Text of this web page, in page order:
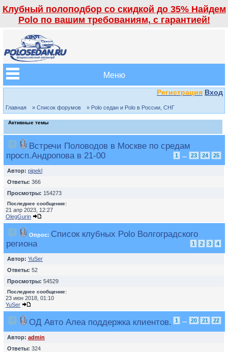
Клубный полоподбор со скидкой до 35% Найдем
Polo по вашим требованиям, с гарантией!
Меню
Регистрация Вход
Главная » Список форумов » Polo седан и Polo в России, СНГ
Активные темы
Встречи Половодов в Москве по средам
просп.Андропова в 21-00
1 ... 23 24 25
Автор: pipekl
Ответы: 366
Просмотры: 154273
Последнее сообщение:
21 апр 2023, 12:27
OlegGurin
Опрос: Список клубных Polo Волгоградского
региона
1 2 3 4
Автор: YuSer
Ответы: 52
Просмотры: 54529
Последнее сообщение:
23 июн 2018, 01:10
YuSer
ОД Авто Алеа поддержка клиентов. 1 ... 20 21 22
Автор: admin
Ответы: 324